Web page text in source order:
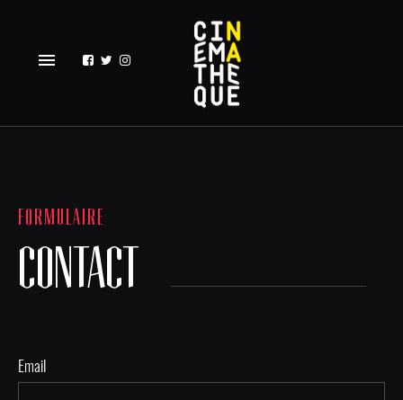
menu
FORMULAIRE
CONTACT
Email